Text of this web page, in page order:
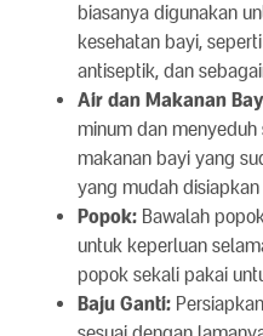
biasanya digunakan
kesehatan bayi,
antiseptik, dan
Air dan Makanan
minum dan
makanan bayi yang
yang mudah
Popok: Bawalah
untuk keperluan
popok sekali pakai
Baju Ganti: